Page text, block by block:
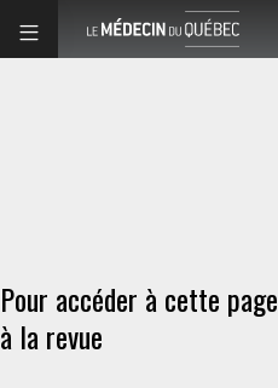
Pour accéder à cette
à la revue